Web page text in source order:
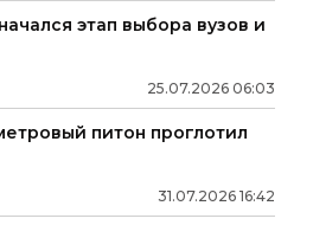
этап выбора вузов и
25.07.2026 06:03
питон проглотил
31.07.2026 16:42